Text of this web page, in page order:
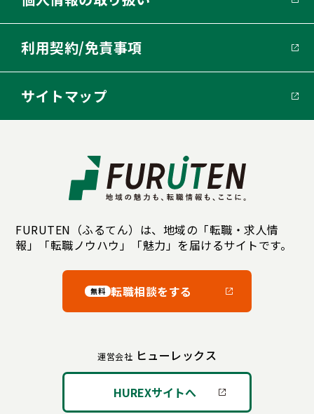
FURUTEN（ふるてん）は、地域の「転職・求人情
報」「転職ノウハウ」「魅力」を届けるサイトです。
無料 転職相談をする
運営会社 ヒューレックス
HUREXサイトへ
利用契約/免責事項
サイトマップ